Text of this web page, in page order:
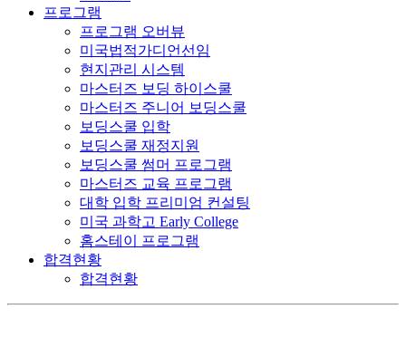
프로그램
프로그램 오버뷰
미국법적가디언선임
현지관리 시스템
마스터즈 보딩 하이스쿨
마스터즈 주니어 보딩스쿨
보딩스쿨 입학
보딩스쿨 재정지원
보딩스쿨 썸머 프로그램
마스터즈 교육 프로그램
대학 입학 프리미엄 컨설팅
미국 과학고 Early College
홈스테이 프로그램
합격현황
합격현황